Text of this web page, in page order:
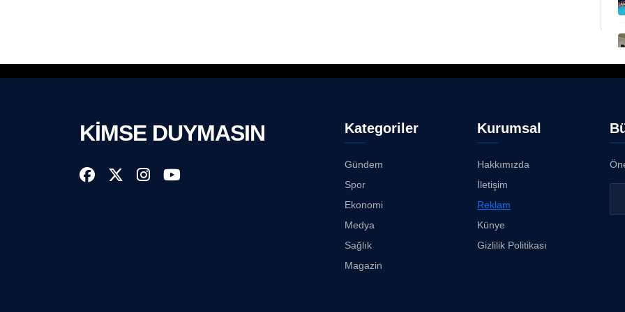
KİMSE DUYMASIN Kategoriler
Gündem
Spor
Ekonomi
Medya
Sağlık
Magazin
Kurumsal
Hakkımızda
İletişim
Reklam
Künye
Gizlilik Politikası